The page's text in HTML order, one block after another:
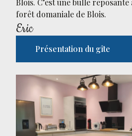
Blois. C’est une bulle reposante
forêt domaniale de Blois.
Eric
Présentation du gîte